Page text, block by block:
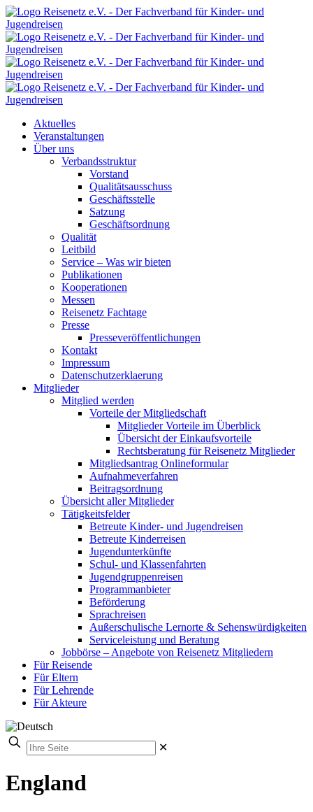
Aktuelles
Veranstaltungen
Über uns
Verbandsstruktur
Vorstand
Qualitätsausschuss
Geschäftsstelle
Satzung
Geschäftsordnung
Qualität
Leitbild
Service – Was wir bieten
Publikationen
Kooperationen
Messen
Reisenetz Fachtage
Presse
Presseveröffentlichungen
Kontakt
Impressum
Datenschutzerklaerung
Mitglieder
Mitglied werden
Vorteile der Mitgliedschaft
Mitglieder Vorteile im Überblick
Übersicht der Einkaufsvorteile
Rechtsberatung für Reisenetz Mitglieder
Mitgliedsantrag Onlineformular
Aufnahmeverfahren
Beitragsordnung
Übersicht aller Mitglieder
Tätigkeitsfelder
Betreute Kinder- und Jugendreisen
Betreute Kinderreisen
Jugendunterkünfte
Schul- und Klassenfahrten
Jugendgruppenreisen
Programmanbieter
Beförderung
Sprachreisen
Außerschulische Lernorte & Sehenswürdigkeiten
Serviceleistung und Beratung
Jobbörse – Angebote von Reisenetz Mitgliedern
Für Reisende
Für Eltern
Für Lehrende
Für Akteure
✕
England